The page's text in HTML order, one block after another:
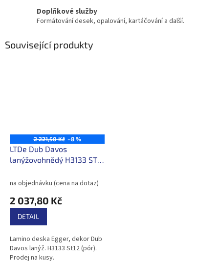
Doplňkové služby
Formátování desek, opalování, kartáčování a další.
Související produkty
2 221,50 Kč –8 %
LTDe Dub Davos
lanýžovohnědý H3133 ST12
/351,40Kč/m2 s DPH
na objednávku (cena na dotaz)
2 037,80 Kč
DETAIL
Lamino deska Egger, dekor Dub
Davos lanýž. H3133 St12 (pór).
Prodej na kusy.